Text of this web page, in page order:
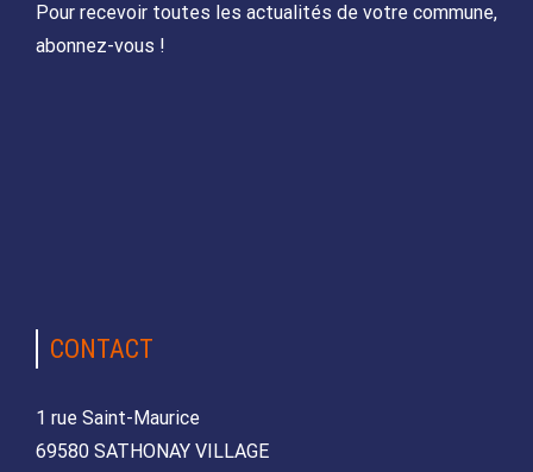
Pour recevoir toutes les actualités de votre commune,
abonnez-vous !
CONTACT
1 rue Saint-Maurice
69580 SATHONAY VILLAGE